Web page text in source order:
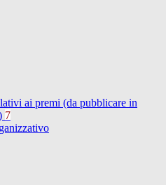
ai premi (da pubblicare in
7